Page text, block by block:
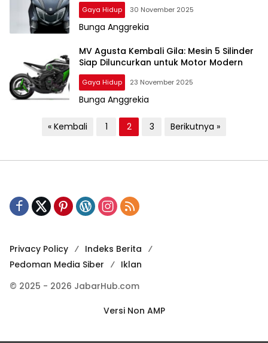
Gaya Hidup 30 November 2025
Bunga Anggrekia
MV Agusta Kembali Gila: Mesin 5 Silinder
Siap Diluncurkan untuk Motor Modern
Gaya Hidup 23 November 2025
Bunga Anggrekia
g
n
a
i
p
o
« Kembali 1 2 3 Berikutnya »
Privacy Policy
Indeks Berita
Pedoman Media Siber
Iklan
© 2025 - 2026 JabarHub.com
Versi Non AMP